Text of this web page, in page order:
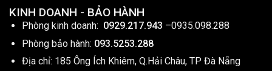
KINH DOANH - BẢO HÀNH
Phòng kinh doanh: 0929.217.943 –0935.098.288
Phòng bảo hành: 093.5253.288
Địa chỉ: 185 Ông Ích Khiêm, Q.Hải Châu, TP Đà Nẵng